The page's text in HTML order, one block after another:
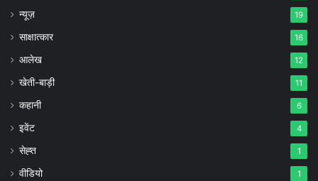
न्यूज़ 19
साक्षात्कार 16
आलेख 12
खेती-बाड़ी 11
कहानी 6
इवेंट 4
सेह्त 1
वीडियो 1